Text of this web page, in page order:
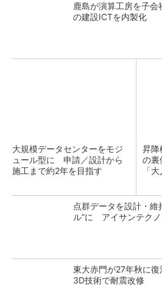
鹿島が演算工房を子
の建設ICTを内製化
大規模データセンターをモジ
ュール型に 申請／設計から
施工まで約2年を目指す
昇降
の
「
点群データを設計・
ル”に アイサンテク
東大赤門が27年秋に
3D技術で耐震改修